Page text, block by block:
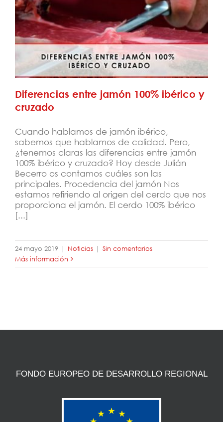
Diferencias entre jamón 100% ibérico y
cruzado
Diferencias entre jamón 100% ibérico y
cruzado
Cuando hablamos de jamón ibérico,
sabemos que hablamos de calidad. Pero,
¿tenemos claras las diferencias entre jamón
100% ibérico y cruzado? Hoy desde Julián
Becerro os contamos cuáles son las
principales. Procedencia del jamón Nos
estamos refiriendo al origen del cerdo que nos
proporciona el jamón. El cerdo 100% ibérico
[...]
24 mayo 2019 | Noticias | Sin comentarios
Más información
FONDO EUROPEO DE DESARROLLO REGIONAL